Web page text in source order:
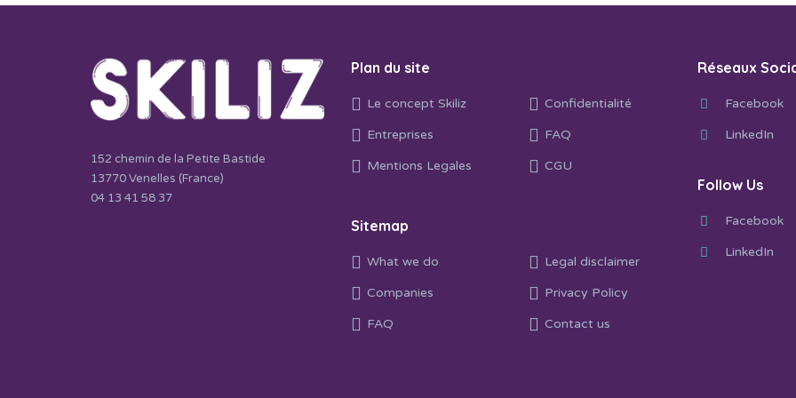
152 chemin de la Petite Bastide
13770 Venelles (France)
04 13 41 58 37
Plan du site
Le concept Skiliz
Entreprises
Mentions Legales
Confidentialité
FAQ
CGU
Sitemap
What we do
Companies
FAQ
Legal disclaimer
Privacy Policy
Contact us
Réseaux
Facebook
LinkedIn
Follow Us
Facebook
LinkedIn